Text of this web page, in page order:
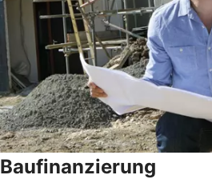
Baufinanzierung